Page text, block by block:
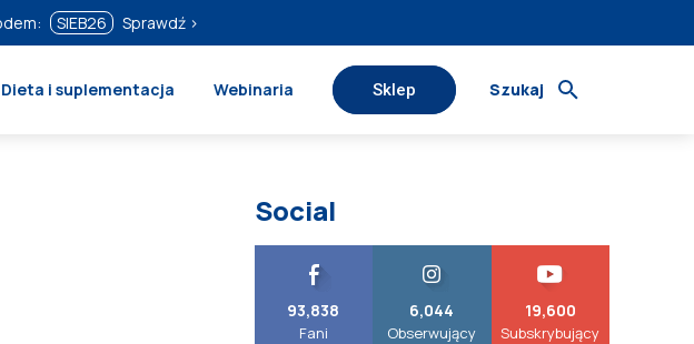
SIEB26 Sprawdź ›
Szukaj
Dieta i suplementacja Webinaria Sklep
Social
93,838
Fani
6,044
Obserwujący
19,600
Subskrybujący